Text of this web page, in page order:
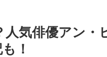
人気俳優アン・
！